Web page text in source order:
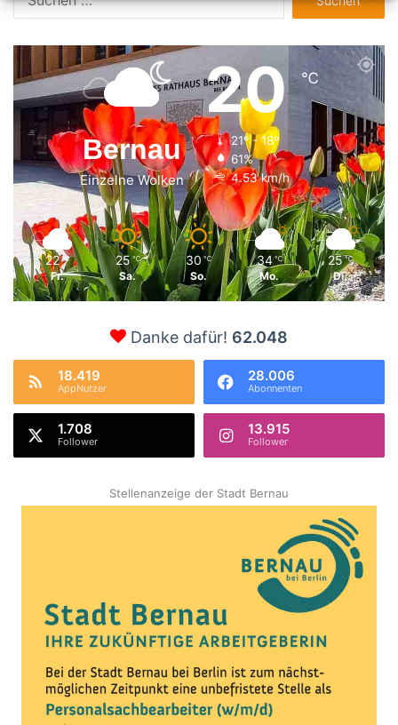
nach:
Bernau
Einzelne Wolken
20℃
21º - 18º
61%
4.53 km/h
22 ℃
Fr.
25 ℃
Sa.
30 ℃
So.
34 ℃
Mo.
25 ℃
Di.
Danke dafür! 62.048
18.419
AppNutzer
28.006
Abonnenten
1.708
Follower
13.915
Follower
Stellenanzeige der Stadt Bernau